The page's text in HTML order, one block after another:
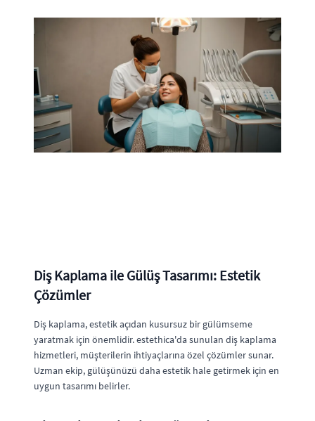
Diş Kaplama ile Gülüş Tasarımı: Estetik
Çözümler
Diş kaplama, estetik açıdan kusursuz bir gülümseme
yaratmak için önemlidir. estethica'da sunulan diş kaplama
hizmetleri, müşterilerin ihtiyaçlarına özel çözümler sunar.
Uzman ekip, gülüşünüzü daha estetik hale getirmek için en
uygun tasarımı belirler.